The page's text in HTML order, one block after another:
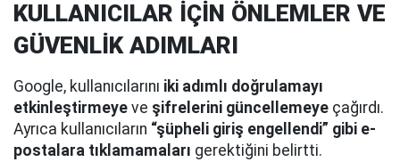
KULLANICILAR İÇİN ÖNLEMLER VE
GÜVENLİK ADIMLARI
Google, kullanıcılarını iki adımlı doğrulamayı
etkinleştirmeye ve şifrelerini güncellemeye çağırdı.
Ayrıca kullanıcıların “şüpheli giriş engellendi” gibi e-
postalara tıklamamaları gerektiğini belirtti.